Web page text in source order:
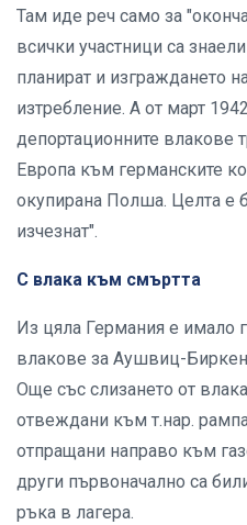
Там иде реч само за
всички участници са
планират и изграждането
изтребление. А от март
депортационните влакове
Европа към германските
окупирана Полша. Целта е
изчезнат".
С влака към смъртта
Из цяла Германия е имало
влакове за Аушвиц-
Още със слизането от
отвеждани към т.нар.
отпращани направо към
други първоначално са
ръка в лагера.